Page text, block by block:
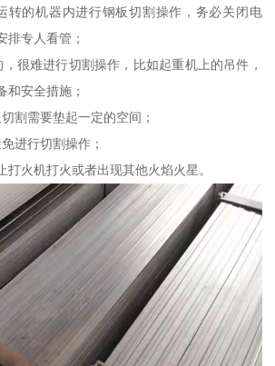
转的机器内进行钢板切割操作，务必关闭电
排专人看管；
很难进行切割操作，比如起重机上的吊件，
和安全措施；
割需要垫起一定的空间；
进行切割操作；
打火机打火或者出现其他火焰火星。